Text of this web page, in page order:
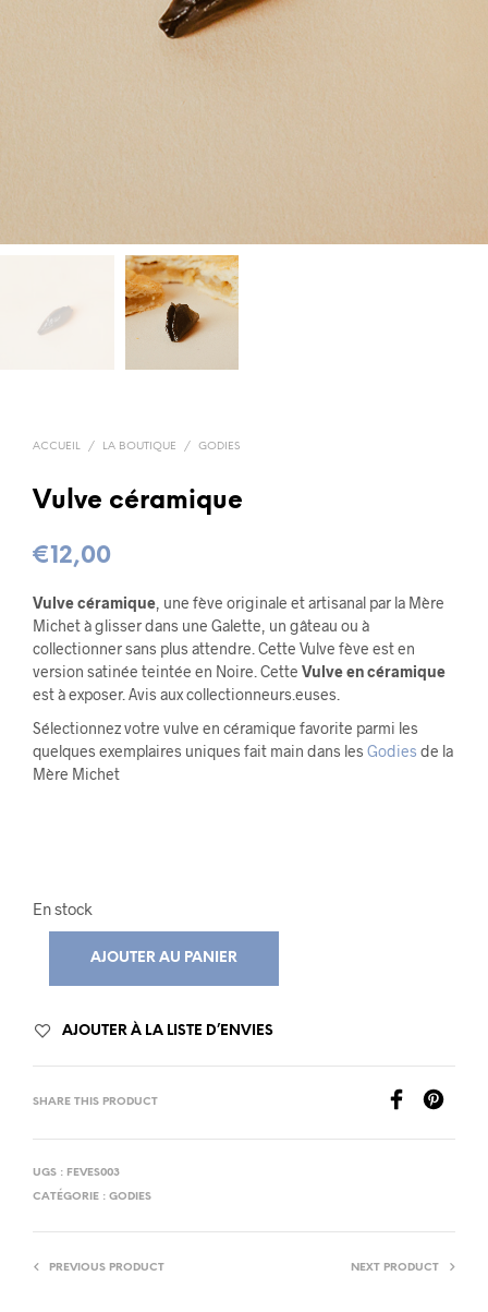
ACCUEIL / LA BOUTIQUE / GODIES
Vulve céramique
€12,00
Vulve céramique , une fève originale et artisanal par la Mère
Michet à glisser dans une Galette, un gâteau ou à
collectionner sans plus attendre. Cette Vulve fève est en
version satinée teintée en Noire. Cette Vulve en céramique
est à exposer. Avis aux collectionneurs.euses.
Sélectionnez votre vulve en céramique favorite parmi les
quelques exemplaires uniques fait main dans les Godies de la
Mère Michet
En stock
AJOUTER AU PANIER
AJOUTER À LA LISTE D’ENVIES
SHARE THIS PRODUCT
UGS : FEVES003
CATÉGORIE : GODIES
PREVIOUS PRODUCT NEXT PRODUCT